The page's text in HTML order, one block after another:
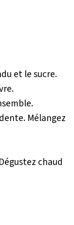
et le sucre.
Mélangez
chaud